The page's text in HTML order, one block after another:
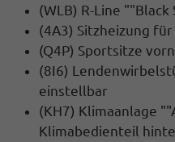
(WLB) R-Line ""Black
(4A3) Sitzheizung
(Q4P) Sportsitze vorn
(8I6)
einstellbar
(KH7) Klimaanlage
Klimabedienteil